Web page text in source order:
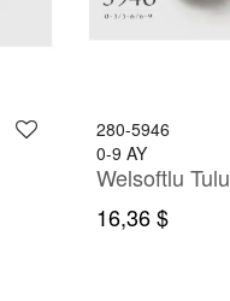
280-5946
0-9 AY
Welsoftlu
16,36 $